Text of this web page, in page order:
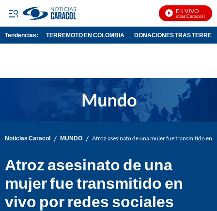
EN VIVO
Noticias Caracol En
Tendencias: TERREMOTO EN COLOMBIA DONACIONES TRAS
Noticias Caracol / MUNDO / Atroz asesinato de una mujer fue transmitido en
Atroz asesinato de una
mujer fue transmitido en
vivo por redes sociales